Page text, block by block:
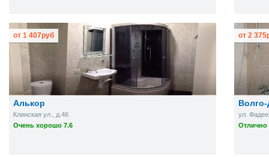
Алькор
Клинская ул., д.46
Очень хорошо 7.6
от 1 407руб
ул.
Отлично
от 2 375